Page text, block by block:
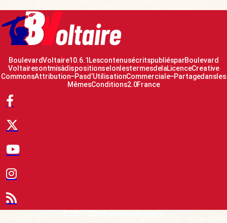
Boulevard Voltaire 10.6.1 Les contenus écrits publiés par Boulevard
Voltaire sont mis à disposition selon les termes de la Licence Creative
Commons Attribution – Pas d’Utilisation Commerciale – Partage dans les
Mêmes Conditions 2.0 France